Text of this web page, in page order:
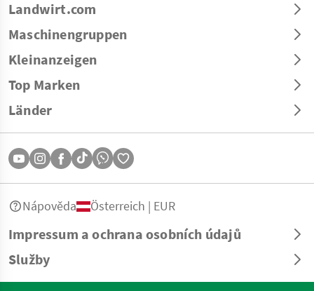
Landwirt.com
Maschinengruppen
Kleinanzeigen
Top Marken
Länder
Impressum a ochrana osobních údajů
Služby
Nápověda Österreich | EUR